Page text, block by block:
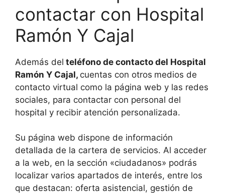
contactar con Hospital
Ramón Y Cajal
Además del teléfono de contacto del Hospital
Ramón Y Cajal, cuentas con otros medios de
contacto virtual como la página web y las redes
sociales, para contactar con personal del
hospital y recibir atención personalizada.
Su página web dispone de información
detallada de la cartera de servicios. Al acceder
a la web, en la sección «ciudadanos» podrás
localizar varios apartados de interés, entre los
que destacan: oferta asistencial, gestión de